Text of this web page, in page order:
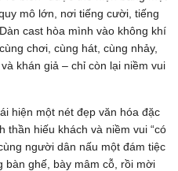
mô lớn, nơi tiếng cười, tiếng
cast hòa mình vào không khí
chơi, cùng hát, cùng nhảy,
khán giả – chỉ còn lại niềm vui
hiện một nét đẹp văn hóa đặc
thần hiếu khách và niềm vui “có
người dân nấu một đám tiệc
bàn ghế, bày mâm cỗ, rồi mời